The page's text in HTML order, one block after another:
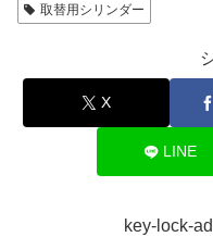
取替用シリンダー
X
LINE
key-lock-